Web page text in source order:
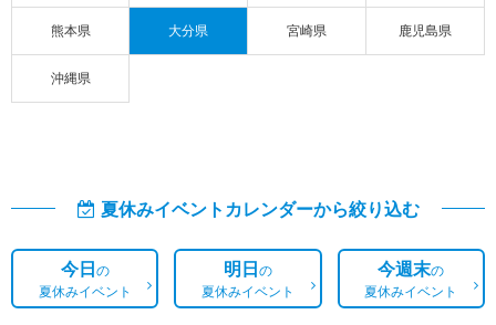
熊本県 大分県 宮崎県 鹿児島県
沖縄県
夏休みイベントカレンダーから絞り込む
今日の
夏休みイベント
明日の
夏休みイベント
今週末の
夏休みイベント